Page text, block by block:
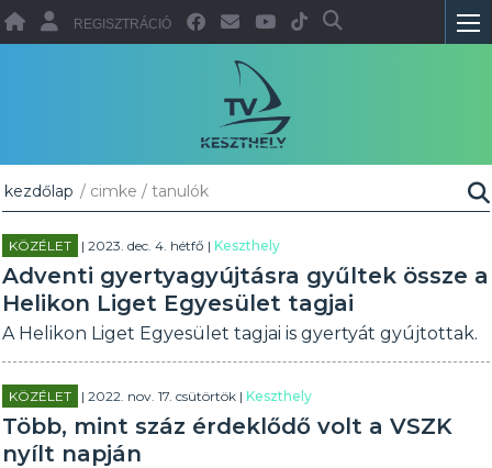
REGISZTRÁCIÓ
kezdőlap / cimke / tanulók
KÖZÉLET | 2023. dec. 4. hétfő |Keszthely
Adventi gyertyagyújtásra gyűltek össze a
Helikon Liget Egyesület tagjai
A Helikon Liget Egyesület tagjai is gyertyát gyújtottak.
KÖZÉLET | 2022. nov. 17. csütörtök |Keszthely
Több, mint száz érdeklődő volt a VSZK
nyílt napján